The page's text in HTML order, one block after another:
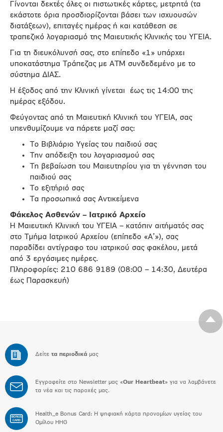
Γίνονται δεκτές όλες οι πιστωτικές κάρτες, μετρητά (τα
εκάστοτε όρια προσδιορίζονται βάσει των ισχυουσών
διατάξεων), επιταγές ημέρας ή και κατάθεση σε
τραπεζικό λογαριασμό της Μαιευτικής Κλινικής του ΥΓΕΙΑ.
Για τη διευκόλυνσή σας, στο επίπεδο «1» υπάρχει
υποκατάστημα Τράπεζας με ΑΤΜ συνδεδεμένο με το
σύστημα ΔΙΑΣ.
Η έξοδος από την Κλινική γίνεται έως τις 14:00 της
ημέρας εξόδου.
Φεύγοντας από τη Μαιευτική Κλινική του ΥΓΕΙΑ, σας
υπενθυμίζουμε να πάρετε μαζί σας:
Το Βιβλιάριο Υγείας του παιδιού σας
Την απόδειξη του λογαριασμού σας
Τη βεβαίωση του Μαιευτηρίου για τη γέννηση του
παιδιού σας
Το εξιτήριό σας
Τα προσωπικά σας Αντικείμενα
Φάκελος Ασθενών – Ιατρικό Αρχείο
Η Μαιευτική Κλινική του ΥΓΕΙΑ – κατόπιν αιτήματός σας
στο Τμήμα Ιατρικού Αρχείου (επίπεδο «Α’»), σας
παραδίδει αντίγραφο του ιατρικού σας φακέλου, μετά
από 3 εργάσιμες ημέρες.
Πληροφορίες: 210 686 9189 (08:00 – 14:30, Δευτέρα
έως Παρασκευή)
Δείτε τα περιοδικά μας
Εγγραφείτε στο Newsletter μας «Our Heartbeat» για να λαμβάνετε
τα νέα και τις παροχές μας.
BONUS
CARD
Health_e Bonus Card: H ψηφιακή κάρτα προνομίων υγείας του
Ομίλου HHG